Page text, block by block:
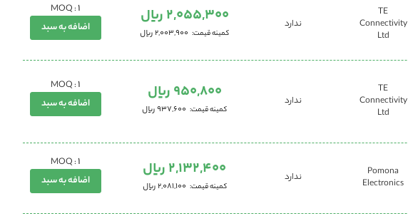
TE
Connectivity
Ltd
ندارد 2,055,300 ریال
کمینه قیمت 2,003,900 ریال
MOQ : 1
اضافه به سبد
TE
Connectivity
Ltd
ندارد 950,800 ریال
کمینه قیمت 937,600 ریال
MOQ : 1
اضافه به سبد
Pomona
Electronics
ندارد 2,132,400 ریال
کمینه قیمت 2,081,100 ریال
MOQ : 1
اضافه به سبد